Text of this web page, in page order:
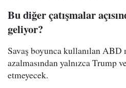
Bu diğer çatışmalar
geliyor?
Savaş boyunca kullanılan ABD
azalmasından yalnızca Trump
etmeyecek.